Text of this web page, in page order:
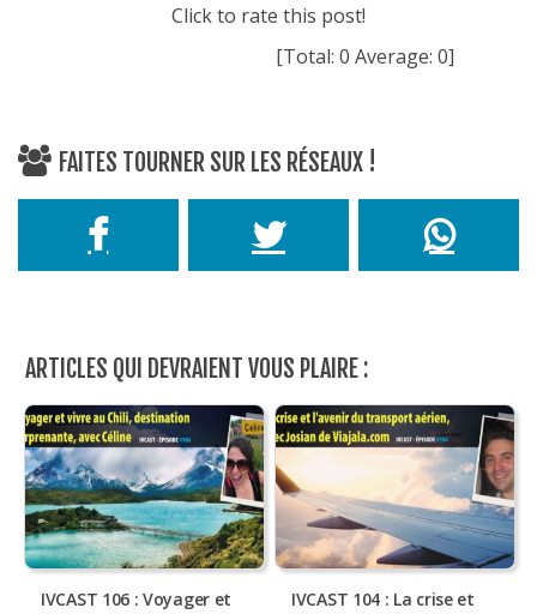
Click to rate this post!
[Total: 0 Average: 0]
FAITES TOURNER SUR LES RÉSEAUX !
ARTICLES QUI DEVRAIENT VOUS PLAIRE :
IVCAST 106 : Voyager et
IVCAST 104 : La crise et